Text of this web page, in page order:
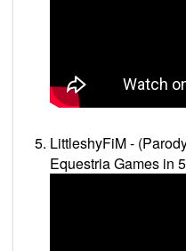
LittleshyFiM -
Equestria Games in